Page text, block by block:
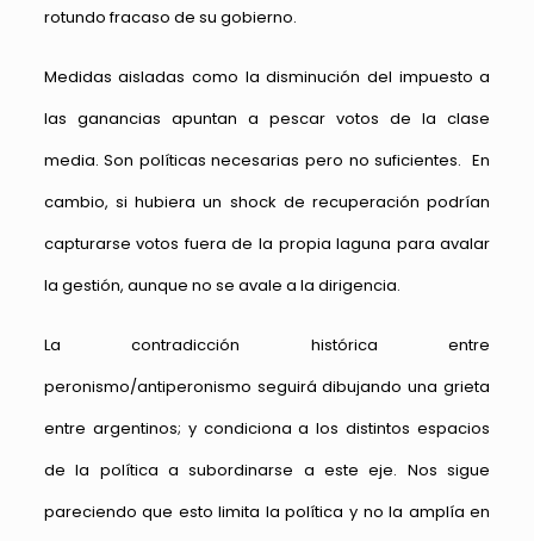
rotundo fracaso de su gobierno.
Medidas aisladas como la disminución del impuesto a
las ganancias apuntan a pescar votos de la clase
media. Son políticas necesarias pero no suficientes. En
cambio, si hubiera un shock de recuperación podrían
capturarse votos fuera de la propia laguna para avalar
la gestión, aunque no se avale a la dirigencia.
La contradicción histórica entre
peronismo/antiperonismo seguirá dibujando una grieta
entre argentinos; y condiciona a los distintos espacios
de la política a subordinarse a este eje. Nos sigue
pareciendo que esto limita la política y no la amplía en